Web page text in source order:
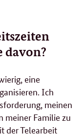
davon?
eine
Ich
meinen
meiner Familie zu
der Telearbeit